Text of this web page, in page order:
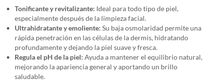
Tonificante y revitalizante: Ideal para todo tipo de piel,
especialmente después de la limpieza facial.
Ultrahidratante y emoliente: Su baja osmolaridad permite una
rápida penetración en las células de la dermis, hidratando
profundamente y dejando la piel suave y fresca.
Regula el pH de la piel: Ayuda a mantener el equilibrio natural,
mejorando la apariencia general y aportando un brillo
saludable.